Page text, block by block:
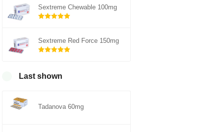
Sextreme Chewable 100mg
5
Sextreme Red Force 150mg
Last shown
Tadanova 60mg